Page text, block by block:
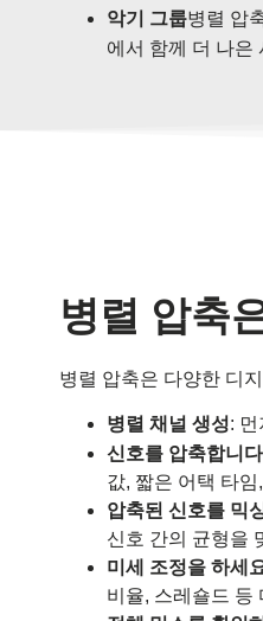
악기 그룹병렬 압
에서 함께 더 나은
병렬 압축
병렬 압축은 다양한 디
병렬 채널 생성:
신호를 압축합니
값, 짧은 어택 타
압축된 신호를 믹
신호 간의 균형을
미세 조정을 하세
비율, 스레숄드 등